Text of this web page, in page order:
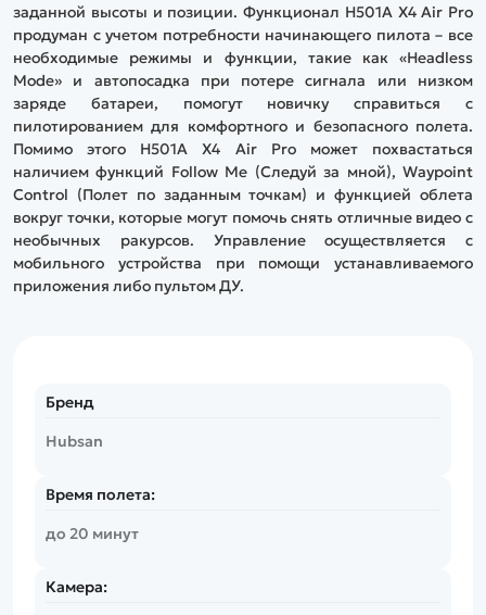
заданной высоты и позиции. Функционал H501A X4 Air Pro
продуман с учетом потребности начинающего пилота – все
необходимые режимы и функции, такие как «Headless
Mode» и автопосадка при потере сигнала или низком
заряде батареи, помогут новичку справиться с
пилотированием для комфортного и безопасного полета.
Помимо этого H501A X4 Air Pro может похвастаться
наличием функций Follow Me (Следуй за мной), Waypoint
Control (Полет по заданным точкам) и функцией облета
вокруг точки, которые могут помочь снять отличные видео с
необычных ракурсов. Управление осуществляется с
мобильного устройства при помощи устанавливаемого
приложения либо пультом ДУ.
Бренд
Hubsan
Время полета:
до 20 минут
Камера: